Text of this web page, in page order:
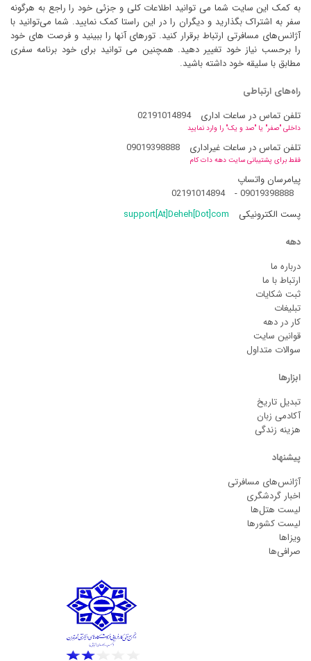
به کمک این سایت شما می توانید اطلاعات کلی و جزئی خود را راجع به هرگونه
سفر به اشتراک بگذارید و دیگران را در این راستا کمک نمایید. شما می‌توانید با
آژانس‌های مسافرتی ارتباط برقرار کنید. تورهای آنها را ببینید و فرصت های خود
را برحسب نیاز خود تغییر دهید. همچنین می توانید برای خود برنامه سفری
مطابق با سلیقه خود داشته باشید.
راه‌های ارتباطی
تلفن تماس در ساعات اداری
02191014894
داخلی "صفر" یا "صد و یک" را وارد نمایید
تلفن تماس در ساعات غیراداری 09019398888
فقط برای پشتیبانی سایت دهه دات کام
پیامرسان واتساپ
09019398888
-
02191014894
پست الکترونیکی
support[At]Deheh[Dot]com
دهه
درباره ما
ارتباط با ما
ثبت شکایات
تبلیغات
کار در دهه
قوانین سایت
سوالات متداول
ابزارها
تبدیل تاریخ
آکادمی زبان
هزینه زندگی
پیشنهاد
آژانس‌های مسافرتی
اخبار گردشگری
لیست هتل‌ها
لیست کشورها
ویزاها
صرافی‌ها